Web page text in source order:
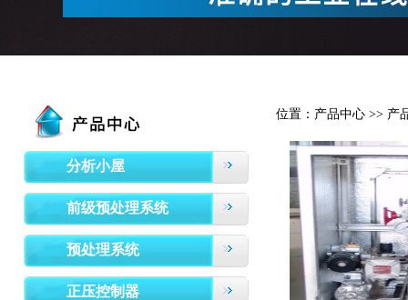
分析小屋
前级预处理系统
预处理系统
正压控制器
位置：产品中心 >> 产